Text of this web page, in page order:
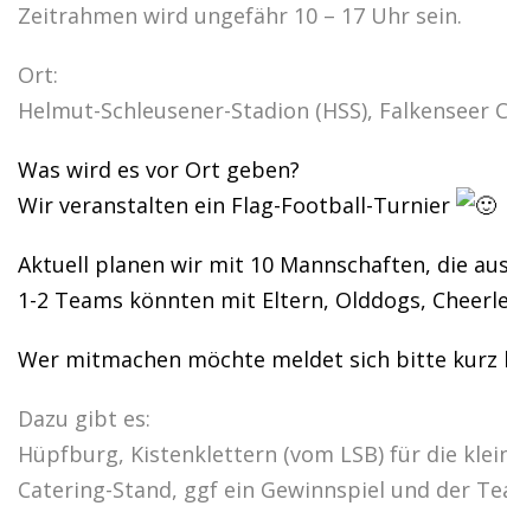
Zeitrahmen wird ungefähr 10 – 17 Uhr sein.
Ort:
Helmut-Schleusener-Stadion (HSS), Falkenseer
Was wird es vor Ort geben?
Wir veranstalten ein Flag-Football-Turnier
Aktuell planen wir mit 10 Mannschaften, die
1-2 Teams könnten mit Eltern, Olddogs,
Wer mitmachen möchte meldet sich bitte kurz
Dazu gibt es:
Hüpfburg, Kistenklettern (vom LSB) für die
Catering-Stand, ggf ein Gewinnspiel und der